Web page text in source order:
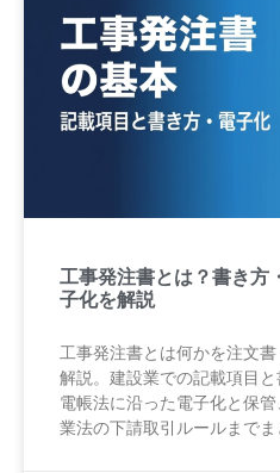
工事発注書とは？書き方
子化を解説
工事発注書とは何かを注文
解説。建設業での記載項目と
電帳法に沿った電子化と保
業法の下請取引ルールまでま